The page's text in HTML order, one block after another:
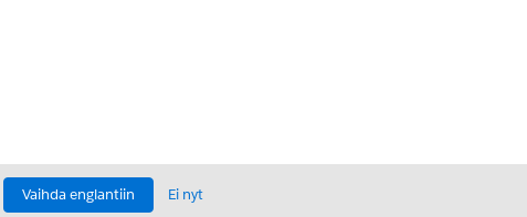
Vaihda englantiin Ei nyt